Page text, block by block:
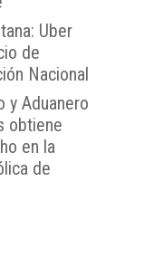
Uber
de
Nacional
y Aduanero
obtiene
en la
de
TTA de la Región de
TTA de la Región de
Coquimbo
TTA de la Región del
Libertador General
O`Higgins
TTA de la Región del
Araucanía
TTA de la Región de
TTA de la Región de
Lagos
TTA de la Región de
del General Carlos
a 17:00